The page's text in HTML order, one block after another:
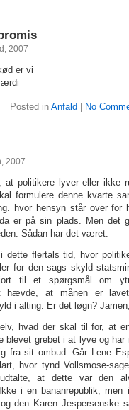
2007
er vi
Posted in Anfald No
2007
at politikere lyver eller ikke
formulere denne kvarte
hvor hensyn står over for
er på sin plads. Men det
Sådan har det været.
dette flertals tid, hvor
for den sags skyld
til et spørgsmål om
hævde, at månen er
i alting. Er det løgn?
hvad der skal til for, at
blevet grebet i at lyve og har
fra sit ombud. Går Lene
hvor tynd Vollsmose-
udtalte, at dette var den
i en bananrepublik,
den Karen Jespersenske